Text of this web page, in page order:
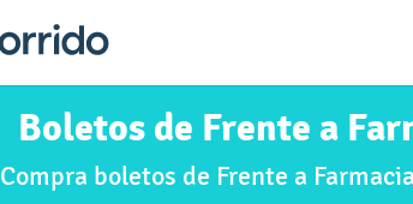
Boletos de Frente a
Compra boletos de Frente a